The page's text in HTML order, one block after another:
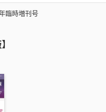
臨時増刊号